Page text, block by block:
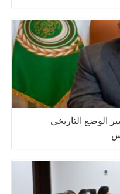
الوضع التاريخي